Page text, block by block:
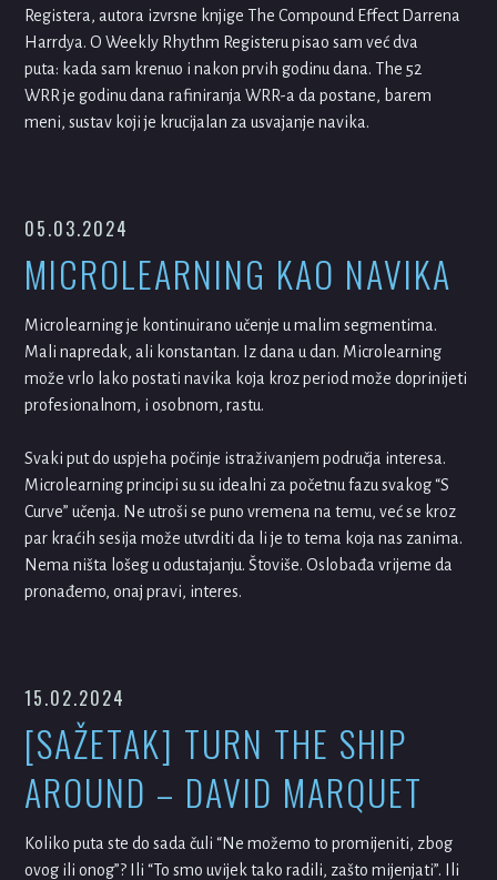
Registera, autora izvrsne knjige The Compound Effect Darrena
Harrdya. O Weekly Rhythm Registeru pisao sam već dva
puta: kada sam krenuo i nakon prvih godinu dana. The 52
WRR je godinu dana rafiniranja WRR-a da postane, barem
meni, sustav koji je krucijalan za usvajanje navika.
05.03.2024
MICROLEARNING KAO NAVIKA
Microlearning je kontinuirano učenje u malim segmentima.
Mali napredak, ali konstantan. Iz dana u dan. Microlearning
može vrlo lako postati navika koja kroz period može doprinijeti
profesionalnom, i osobnom, rastu.
Svaki put do uspjeha počinje istraživanjem područja interesa.
Microlearning principi su su idealni za početnu fazu svakog “S
Curve” učenja. Ne utroši se puno vremena na temu, već se kroz
par kraćih sesija može utvrditi da li je to tema koja nas zanima.
Nema ništa lošeg u odustajanju. Štoviše. Oslobađa vrijeme da
pronađemo, onaj pravi, interes.
15.02.2024
[SAŽETAK] TURN THE SHIP
AROUND – DAVID MARQUET
Koliko puta ste do sada čuli “Ne možemo to promijeniti, zbog
ovog ili onog”? Ili “To smo uvijek tako radili, zašto mijenjati”. Ili